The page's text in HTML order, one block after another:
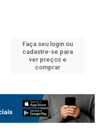
Faça seu login ou
cadastre-se para
ver preços e
comprar